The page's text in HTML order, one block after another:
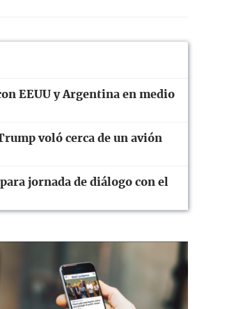
EEUU y Argentina en medio
voló cerca de un avión
jornada de diálogo con el